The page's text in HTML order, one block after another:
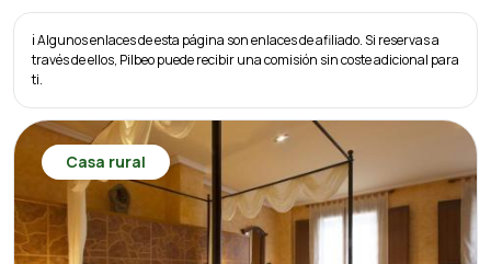
ℹ️ Algunos enlaces de esta página son enlaces de afiliado. Si reservas a
través de ellos, Pilbeo puede recibir una comisión sin coste adicional para
ti.
Casa rural